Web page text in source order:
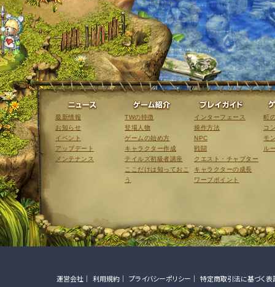
ニュース
最新情報
お知らせ
イベント
アップデート
メンテナンス
ゲーム紹介
TWの特徴
登場人物
ゲームの始め方
キャラクター作成
テイルズ初級者講座
ここだけは知っておこ
う
インターフェース
操作方法
NPC
戦闘
クエスト・チャプター
キャラクターの成長
ワープポイント
町
コ
モ
ル
運営会社 利用規約 プライバシーポリシー 特定商取引法に基づく表